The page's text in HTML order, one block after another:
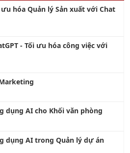
ưu hóa Quản lý Sản xuất với Chat
- Tối ưu hóa công việc với
dụng AI cho Khối văn phòng
dụng AI trong Quản lý dự án